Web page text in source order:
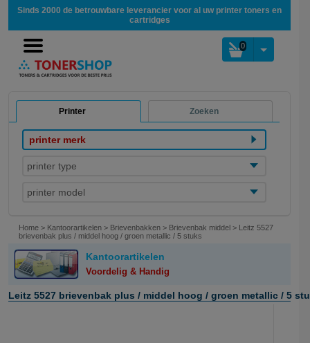
Sinds 2000 de betrouwbare leverancier voor al uw printer toners en
cartridges
0
Printer Zoeken
printer merk
printer type
printer model
Home > Kantoorartikelen > Brievenbakken > Brievenbak middel > Leitz 5527
brievenbak plus / middel hoog / groen metallic / 5 stuks
Kantoorartikelen
Voordelig & Handig
Leitz 5527 brievenbak plus / middel hoog / groen metallic / 5